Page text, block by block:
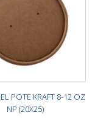
POTE KRAFT 8-12 OZ
NP (20X25)